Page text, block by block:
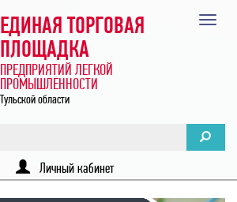
ЕДИНАЯ ТОРГОВАЯ
ПЛОЩАДКА
ПРЕДПРИЯТИЙ ЛЕГКОЙ
ПРОМЫШЛЕННОСТИ
Тульской области
Личный кабинет